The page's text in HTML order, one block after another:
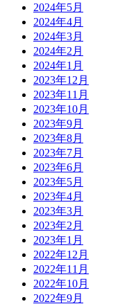
2024年5月
2024年4月
2024年3月
2024年2月
2024年1月
2023年12月
2023年11月
2023年10月
2023年9月
2023年8月
2023年7月
2023年6月
2023年5月
2023年4月
2023年3月
2023年2月
2023年1月
2022年12月
2022年11月
2022年10月
2022年9月